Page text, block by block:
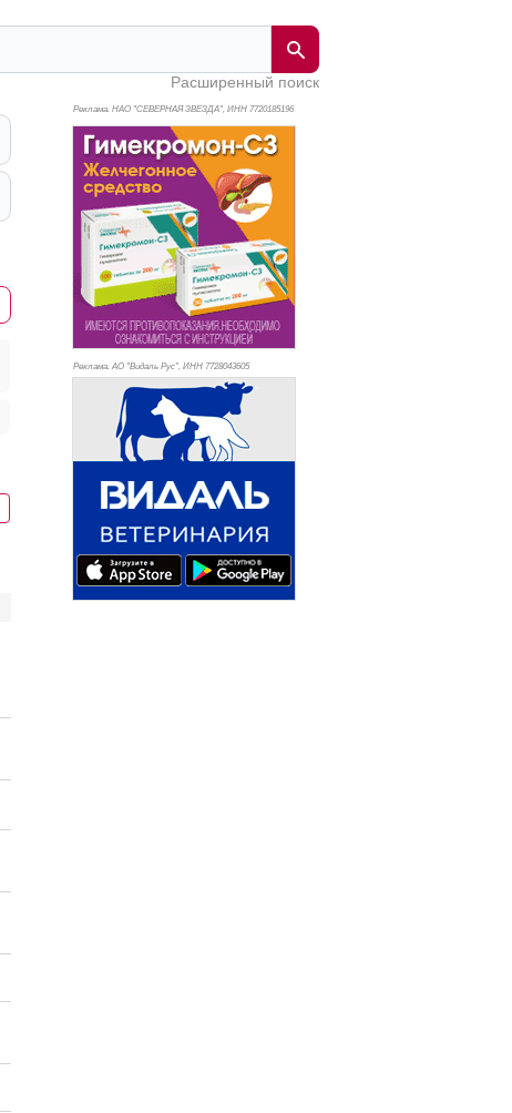
Расширенный поиск
Реклама. НАО "СЕВЕРНАЯ ЗВЕЗДА", ИНН 7720185196
Реклама. АО "Видаль Рус", ИНН 7728043605